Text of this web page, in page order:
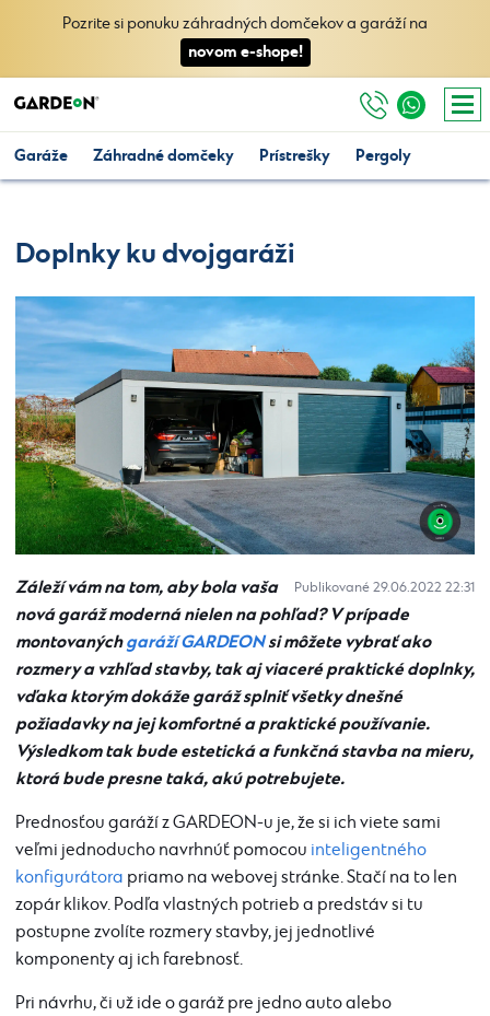
Pozrite si ponuku záhradných domčekov a garáží na
novom e-shope!
Garáže Záhradné domčeky Prístrešky Pergoly
Doplnky ku dvojgaráži
Publikované 29.06.2022 22:31
Záleží vám na tom, aby bola vaša
nová garáž moderná nielen na pohľad? V prípade
montovanýchgaráží GARDEONsi môžete vybrať ako
rozmery a vzhľad stavby, tak aj viaceré praktické doplnky,
vďaka ktorým dokáže garáž splniť všetky dnešné
požiadavky na jej komfortné a praktické používanie.
Výsledkom tak bude estetická a funkčná stavba na mieru,
ktorá bude presne taká, akú potrebujete.
Prednosťou garáží z GARDEON-u je, že si ich viete sami
veľmi jednoducho navrhnúť pomocou inteligentného
konfigurátora priamo na webovej stránke. Stačí na to len
zopár klikov. Podľa vlastných potrieb a predstáv si tu
postupne zvolíte rozmery stavby, jej jednotlivé
komponenty aj ich farebnosť.
Pri návrhu, či už ide o garáž pre jedno auto alebo